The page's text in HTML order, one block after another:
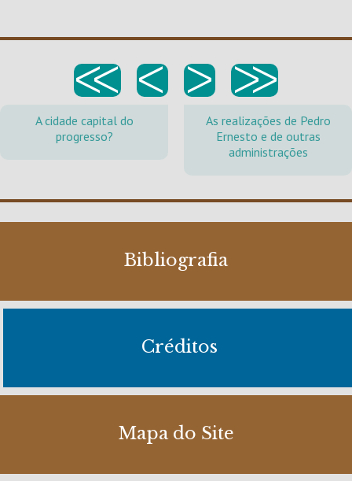
<< < > >>
A cidade capital do
progresso?
As realizações de Pedro
Ernesto e de outras
administrações
Bibliografia
Créditos
Mapa do Site